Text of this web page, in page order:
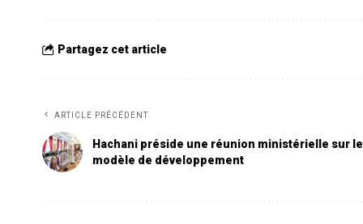
Partagez cet article
ARTICLE PRÉCÉDENT
Hachani préside une réunion ministérielle sur le
modèle de développement